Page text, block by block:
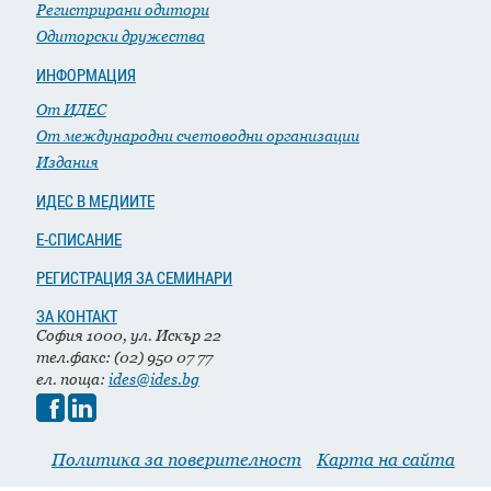
Регистрирани одитори
Одиторски дружества
ИНФОРМАЦИЯ
От ИДЕС
От международни счетоводни организации
Издания
ИДЕС В МЕДИИТЕ
Е-СПИСАНИЕ
РЕГИСТРАЦИЯ ЗА СЕМИНАРИ
ЗА КОНТАКТ
София 1000, ул. Искър 22
тел.факс: (02) 950 07 77
ел. поща: ides@ides.bg
Политика за поверителност Карта на сайта